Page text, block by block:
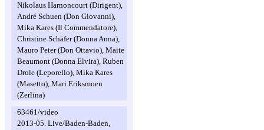
Nikolaus Harnoncourt (Dirigent),
André Schuen (Don Giovanni),
Mika Kares (Il Commendatore),
Christine Schäfer (Donna Anna),
Mauro Peter (Don Ottavio), Maite
Beaumont (Donna Elvira), Ruben
Drole (Leporello), Mika Kares
(Masetto), Mari Eriksmoen
(Zerlina)
63461/video
2013-05. Live/Baden-Baden,